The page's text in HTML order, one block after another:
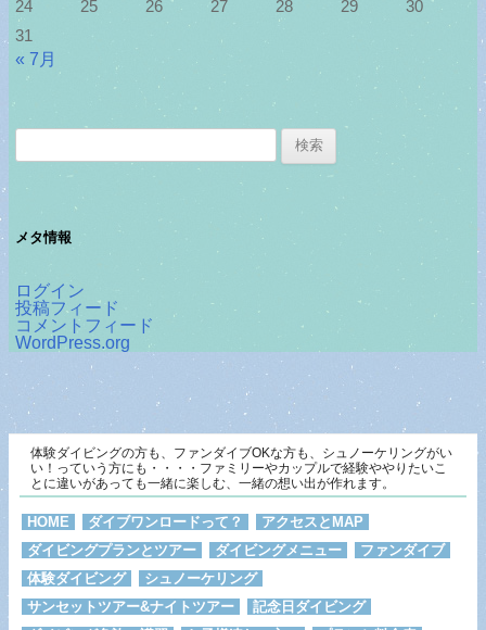
24
25 26 27 28 29
30
31
« 7月
メタ情報
ログイン
投稿フィード
コメントフィード
WordPress.org
体験ダイビングの方も、ファンダイブOKな方も、シュノーケリングがい
い！っていう方にも・・・・ファミリーやカップルで経験ややりたいこ
とに違いがあっても一緒に楽しむ、一緒の想い出が作れます。
HOME ダイブワンロードって？
アクセスとMAP
ダイビングプランとツアー
ダイビングメニュー
ファンダイブ
体験ダイビング
シュノーケリング
サンセットツアー&ナイトツアー
記念日ダイビング